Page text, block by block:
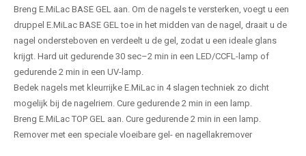
Breng E.MiLac BASE GEL aan. Om de nagels te versterken, voegt u een
druppel E.MiLac BASE GEL toe in het midden van de nagel, draait u de
nagel ondersteboven en verdeelt u de gel, zodat u een ideale glans
krijgt. Hard uit gedurende 30 sec–2 min in een LED/CCFL-lamp of
gedurende 2 min in een UV-lamp.
Bedek nagels met kleurrijke E.MiLac in 4 slagen techniek zo dicht
mogelijk bij de nagelriem. Cure gedurende 2 min in een lamp.
Breng E.MiLac TOP GEL aan. Cure gedurende 2 min in een lamp.
Remover met een speciale vloeibare gel- en nagellakremover